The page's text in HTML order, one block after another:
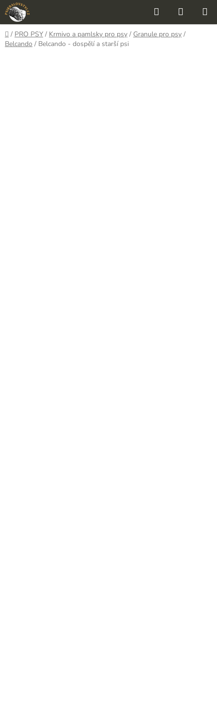
Přejít
na
obsah
Hledat
KOŠÍK
Domů
/ PRO PSY / Krmivo a pamlsky pro psy / Granule pro psy /
Belcando / Belcando - dospělí a starší psi